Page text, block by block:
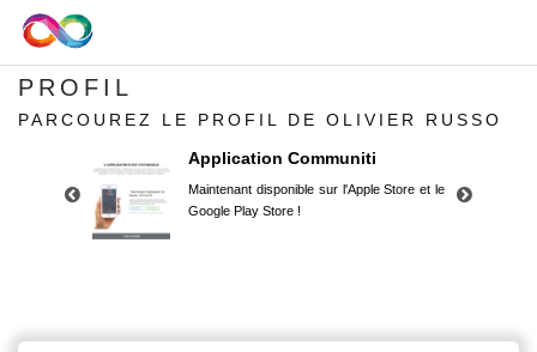
PROFIL
PARCOUREZ LE PROFIL DE OLIVIER RUSSO
Application Communiti
Maintenant disponible sur l'Apple Store et le
Google Play Store !